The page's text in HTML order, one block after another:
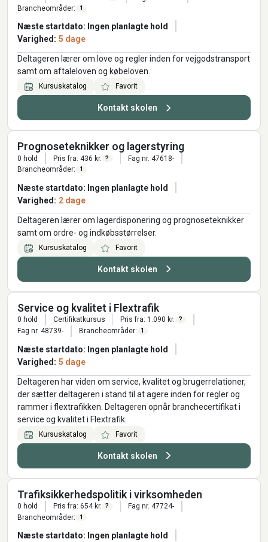
Brancheområder:
1
Næste startdato: Ingen planlagte hold
Varighed: 5 dage
Deltageren lærer om love og regler inden for vejgodstransport
samt om aftaleloven og købeloven.
Kursuskatalog Favorit
Kontakt skolen
Prognoseteknikker og lagerstyring
0 hold Pris fra: 436 kr. ?
Fag nr. 47618-
Brancheområder:
1
Næste startdato: Ingen planlagte hold
Varighed: 2 dage
Deltageren lærer om lagerdisponering og prognoseteknikker
samt om ordre- og indkøbsstørrelser.
Kursuskatalog Favorit
Kontakt skolen
Service og kvalitet i Flextrafik
0 hold Certifikatkursus Pris fra: 1.090 kr. ?
Fag nr. 48739- Brancheområder: 1
Næste startdato: Ingen planlagte hold
Varighed: 5 dage
Deltageren har viden om service, kvalitet og brugerrelationer,
der sætter deltageren i stand til at agere inden for regler og
rammer i flextrafikken. Deltageren opnår branchecertifikat i
service og kvalitet i Flextrafik.
Kursuskatalog Favorit
Kontakt skolen
Trafiksikkerhedspolitik i virksomheden
0 hold Pris fra: 654 kr. ?
Fag nr. 47724-
Brancheområder:
1
Næste startdato: Ingen planlagte hold